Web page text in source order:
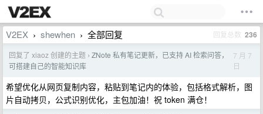
V2EX › shewhen › 全部回复 回复总数 236
回复了 xiaoz 创建的主题 › ZNote 私有笔记更新，已支持 AI 检索问答，
可搭建自己的智能知识库
7 月 7
日
希望优化从网页复制内容，粘贴到笔记内的体验，包括格式解析，图
片自动拷贝，公式识别优化，主包加油！祝 token 满仓！